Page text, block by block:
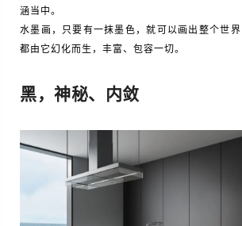
涵当中。
水墨画，只要有一抹墨色，就可以画出整个世
都由它幻化而生，丰富、包容一切。
黑，神秘、内敛